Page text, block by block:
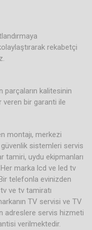
rekabetçi
parçaların kalitesinin
veren bir garanti ile
montajı, merkezi
sistemleri servis
tamiri, uydu ekipmanları
marka lcd ve led tv
telefonla evinizden
ve tv tamiratı
TV servisi ve TV
adreslere servis hizmeti
verilmektedir.